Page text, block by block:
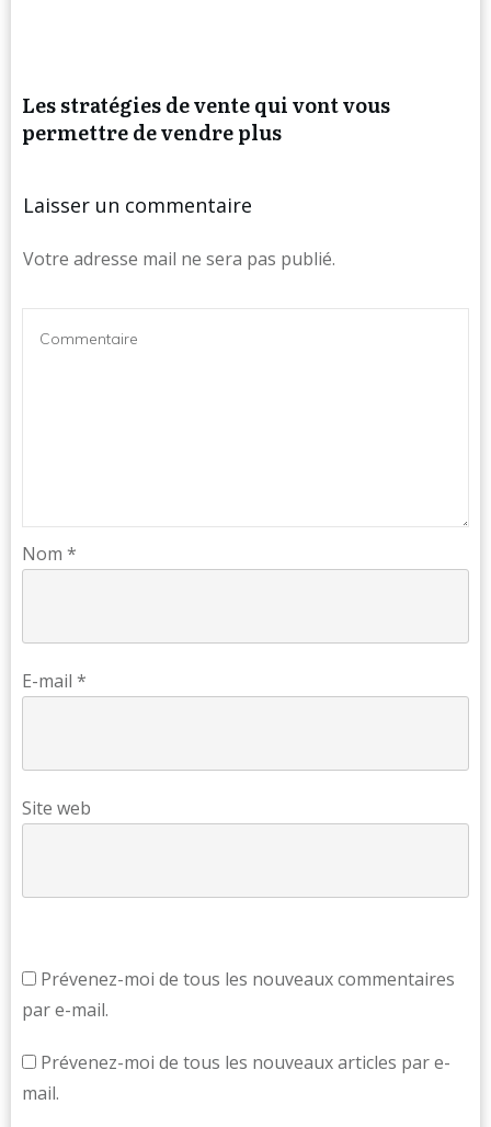
Les stratégies de vente qui vont vous
permettre de vendre plus
Laisser un commentaire
Votre adresse mail ne sera pas publié.
Nom *
E-mail *
Site web
Prévenez-moi de tous les nouveaux commentaires
par e-mail.
Prévenez-moi de tous les nouveaux articles par e-
mail.